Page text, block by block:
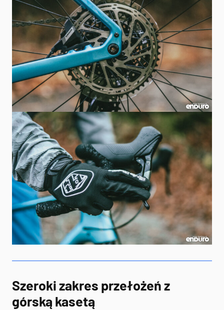
Szeroki zakres przełożeń z
górską kasetą